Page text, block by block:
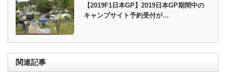
【2019F1日本GP】2019日本GP期間中の
キャンプサイト予約受付が…
関連記事